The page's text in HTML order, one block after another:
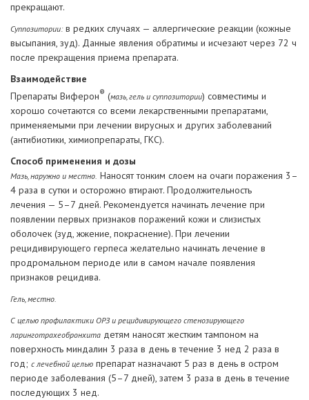
прекращают.
Суппозитории:в редких случаях — аллергические реакции (кожные
высыпания, зуд). Данные явления обратимы и исчезают через 72 ч
после прекращения приема препарата.
Взаимодействие
Препараты Виферон® (мазь, гель и суппозитории) совместимы и
хорошо сочетаются со всеми лекарственными препаратами,
применяемыми при лечении вирусных и других заболеваний
(антибиотики, химиопрепараты, ГКС).
Способ применения и дозы
Мазь, наружно и местно. Наносят тонким слоем на очаги поражения 3–
4 раза в сутки и осторожно втирают. Продолжительность
лечения — 5–7 дней. Рекомендуется начинать лечение при
появлении первых признаков поражений кожи и слизистых
оболочек (зуд, жжение, покраснение). При лечении
рецидивирующего герпеса желательно начинать лечение в
продромальном периоде или в самом начале появления
признаков рецидива.
Гель, местно.
С целью профилактики ОРЗ и рецидивирующего стенозирующего
ларинготрахеобронхита детям наносят жестким тампоном на
поверхность миндалин 3 раза в день в течение 3 нед 2 раза в
год; с лечебной целью препарат назначают 5 раз в день в остром
периоде заболевания (5–7 дней), затем 3 раза в день в течение
последующих 3 нед.